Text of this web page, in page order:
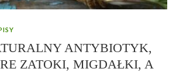
ANTYBIOTYK,
ZATOKI, MIGDAŁKI, A